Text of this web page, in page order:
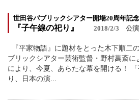
世田谷パブリックシアター開場20周年記
『子午線の祀り』 2018/2/3 公
『平家物語』に題材をとった木下順二
ブリックシアター芸術監督・野村萬斎に
により、今夏、あらたな幕を開ける！
り、日本の演...